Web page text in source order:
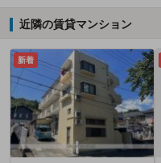
近隣の賃貸マンション
新着